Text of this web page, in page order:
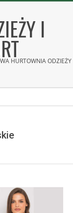
I
HURTOWNIA ODZIEŻY